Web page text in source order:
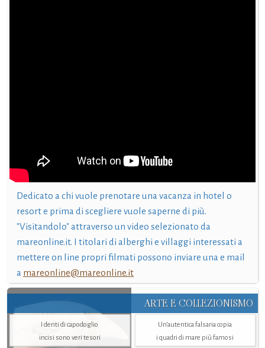
Dedicato a chi vuole prenotare una vacanza in hotel o
resort e prima di scegliere vuole saperne di più.
"Visitandolo" attraverso un video selezionato da
mareonline.it. I titolari di alberghi e villaggi interessati a
mettere on line propri filmati possono inviare una e mail
a mareonline@mareonline.it
ARTE E COLLEZIONISMO
I denti di capodoglio
incisi sono veri tesori
Un’autentica falsaria copia
i quadri di mare più famosi